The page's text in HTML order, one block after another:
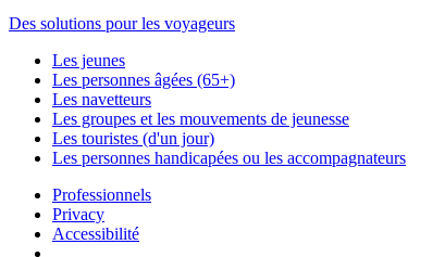
Des solutions pour les voyageurs
Les jeunes
Les personnes âgées (65+)
Les navetteurs
Les groupes et les mouvements de jeunesse
Les touristes (d'un jour)
Les personnes handicapées ou les accompagnateurs
Professionnels
Privacy
Accessibilité